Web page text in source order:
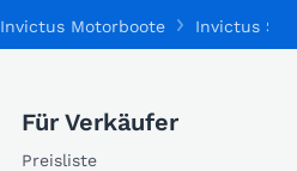
Invictus Motorboote Invictus
Für Verkäufer
Preisliste